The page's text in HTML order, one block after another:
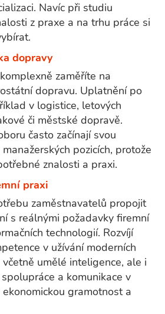
Navíc při studiu
z praxe a na trhu práce si
dopravy
zaměříte na
dopravu. Uplatnění po
v logistice, letových
či městské dopravě.
často začínají svou
pozicích, protože
znalosti a praxi.
praxi
zaměstnavatelů propojit
s reálnými požadavky firemní
technologií. Rozvíjí
v užívání moderních
umělé inteligence, ale i
a komunikace v
gramotnost a